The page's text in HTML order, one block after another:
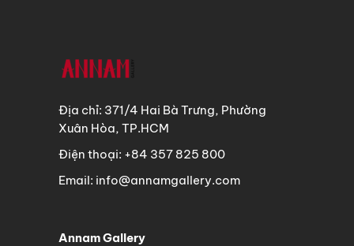
Địa chỉ: 371/4 Hai Bà Trưng, Phường
Xuân Hòa, TP.HCM
Điện thoại: +84 357 825 800
Email: info@annamgallery.com
Annam Gallery